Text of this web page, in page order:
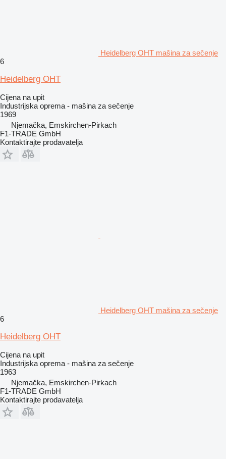
Heidelberg OHT mašina za sečenje
6
Heidelberg OHT
Cijena na upit
Industrijska oprema - mašina za sečenje
1969
Njemačka, Emskirchen-Pirkach
F1-TRADE GmbH
Kontaktirajte prodavatelja
Heidelberg OHT mašina za sečenje
6
Heidelberg OHT
Cijena na upit
Industrijska oprema - mašina za sečenje
1963
Njemačka, Emskirchen-Pirkach
F1-TRADE GmbH
Kontaktirajte prodavatelja